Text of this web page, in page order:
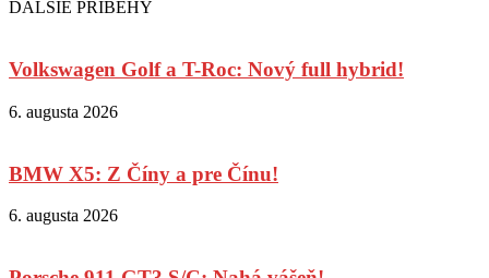
ĎALŠIE PRÍBEHY
Volkswagen Golf a T-Roc: Nový full hybrid!
6. augusta 2026
BMW X5: Z Číny a pre Čínu!
6. augusta 2026